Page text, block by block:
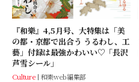
『和樂』4,5月号、大特集は「美
の都・京都で出合う うるわし、工
藝」付録は最強かわいい♡「長沢
芦雪シール」
Culture 和樂web編集部